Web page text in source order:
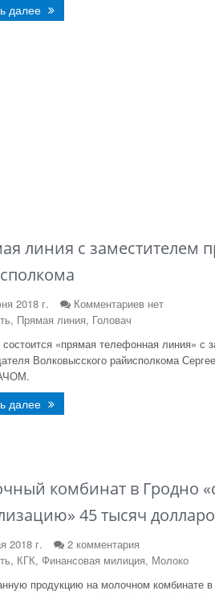
далее
линия с заместителем
2018 г.
Комментариев нет
Прямая линия, Головач
«прямая телефонная линия» с
Волковысского райисполкома
далее
комбинат в Гродно
45 тысяч
2018 г.
2 комментария
КГК, Финансовая милиция, Молоко
продукцию на молочном комбинате